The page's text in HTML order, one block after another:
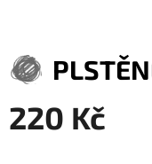
220 Kč